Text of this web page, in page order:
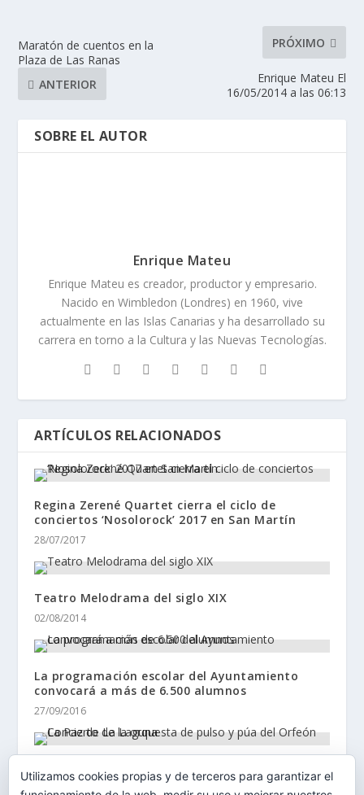
Maratón de cuentos en la
Plaza de Las Ranas
ANTERIOR
PRÓXIMO
Enrique Mateu El
16/05/2014 a las 06:13
SOBRE EL AUTOR
Enrique Mateu
Enrique Mateu es creador, productor y empresario.
Nacido en Wimbledon (Londres) en 1960, vive
actualmente en las Islas Canarias y ha desarrollado su
carrera en torno a la Cultura y las Nuevas Tecnologías.
ARTÍCULOS RELACIONADOS
Regina Zerené Quartet cierra el ciclo de
conciertos ‘Nosolorock’ 2017 en San Martín
28/07/2017
Teatro Melodrama del siglo XIX
02/08/2014
La programación escolar del Ayuntamiento
convocará a más de 6.500 alumnos
27/09/2016
Concierto de la orquesta de pulso y púa del
Orfeón La Paz de La Laguna
Utilizamos cookies propias y de terceros para garantizar el